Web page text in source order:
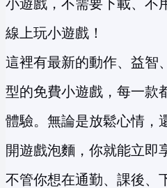
小遊戲，不需要下載、不
線上玩小遊戲！
這裡有最新的動作、益智
型的免費小遊戲，每一款
體驗。無論是放鬆心情，
開遊戲泡麵，你就能立即
不管你想在通勤、課後、